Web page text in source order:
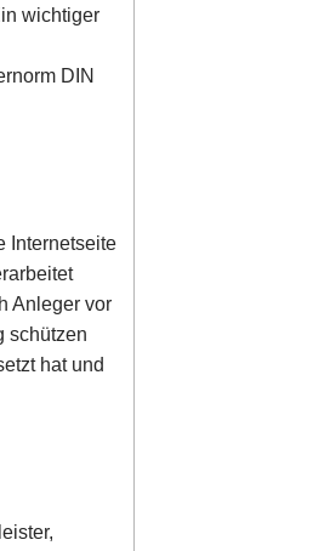
wichtiger
DIN
Internetseite
Anleger vor
schützen
hat und